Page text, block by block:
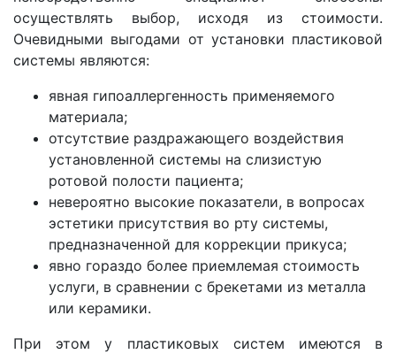
осуществлять выбор, исходя из стоимости.
Очевидными выгодами от установки пластиковой
системы являются:
явная гипоаллергенность применяемого
материала;
отсутствие раздражающего воздействия
установленной системы на слизистую
ротовой полости пациента;
невероятно высокие показатели, в вопросах
эстетики присутствия во рту системы,
предназначенной для коррекции прикуса;
явно гораздо более приемлемая стоимость
услуги, в сравнении с брекетами из металла
или керамики.
При этом у пластиковых систем имеются в